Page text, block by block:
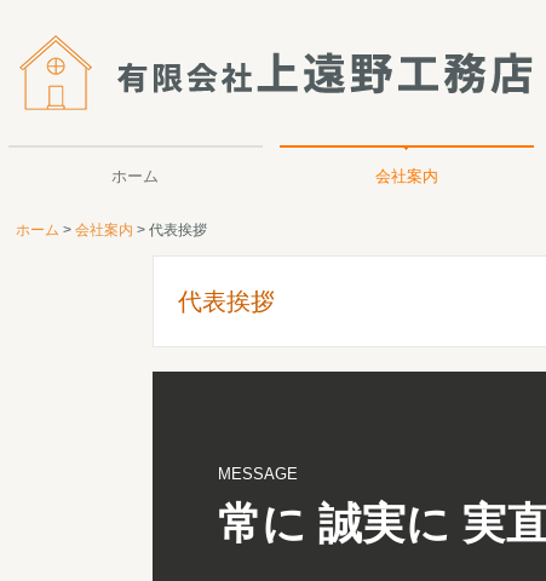
ホーム 会社案内
ホーム 会社案内 代表挨拶
代表挨拶
MESSAGE
常に 誠実に 実